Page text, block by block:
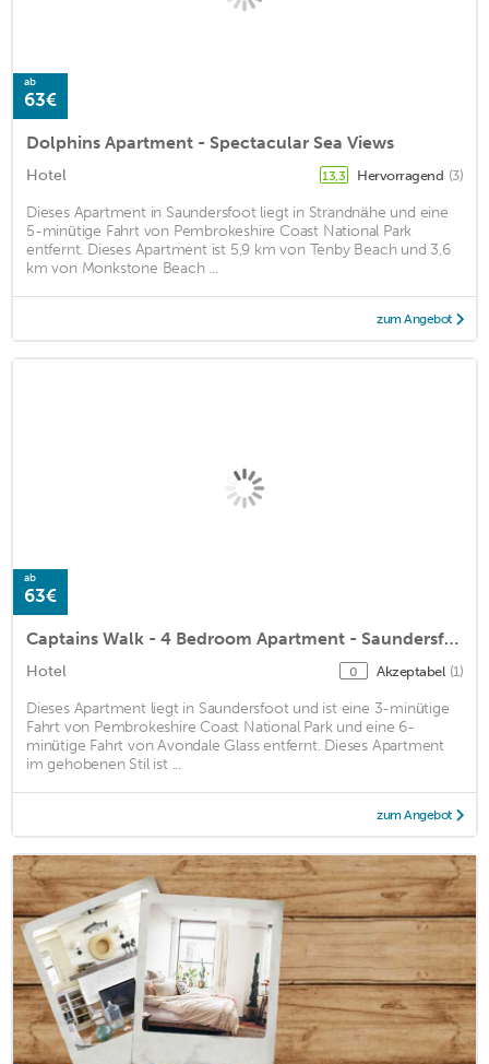
ab
63€
Dolphins Apartment - Spectacular Sea Views
Hotel 13,3 Hervorragend (3)
Dieses Apartment in Saundersfoot liegt in Strandnähe und eine
5-minütige Fahrt von Pembrokeshire Coast National Park
entfernt. Dieses Apartment ist 5,9 km von Tenby Beach und 3,6
km von Monkstone Beach ...
zum Angebot
ab
63€
Captains Walk - 4 Bedroom Apartment - Saundersfoot
Hotel 0 Akzeptabel (1)
Dieses Apartment liegt in Saundersfoot und ist eine 3-minütige
Fahrt von Pembrokeshire Coast National Park und eine 6-
minütige Fahrt von Avondale Glass entfernt. Dieses Apartment
im gehobenen Stil ist ...
zum Angebot